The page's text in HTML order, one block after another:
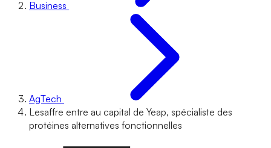
Business
AgTech
Lesaffre entre au capital de Yeap, spécialiste des
protéines alternatives fonctionnelles